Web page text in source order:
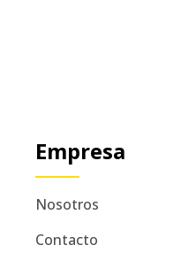
Empresa
Nosotros
Contacto